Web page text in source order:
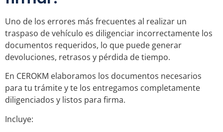
Uno de los errores más frecuentes al realizar un
traspaso de vehículo es diligenciar incorrectamente los
documentos requeridos, lo que puede generar
devoluciones, retrasos y pérdida de tiempo.
En CEROKM elaboramos los documentos necesarios
para tu trámite y te los entregamos completamente
diligenciados y listos para firma.
Incluye: